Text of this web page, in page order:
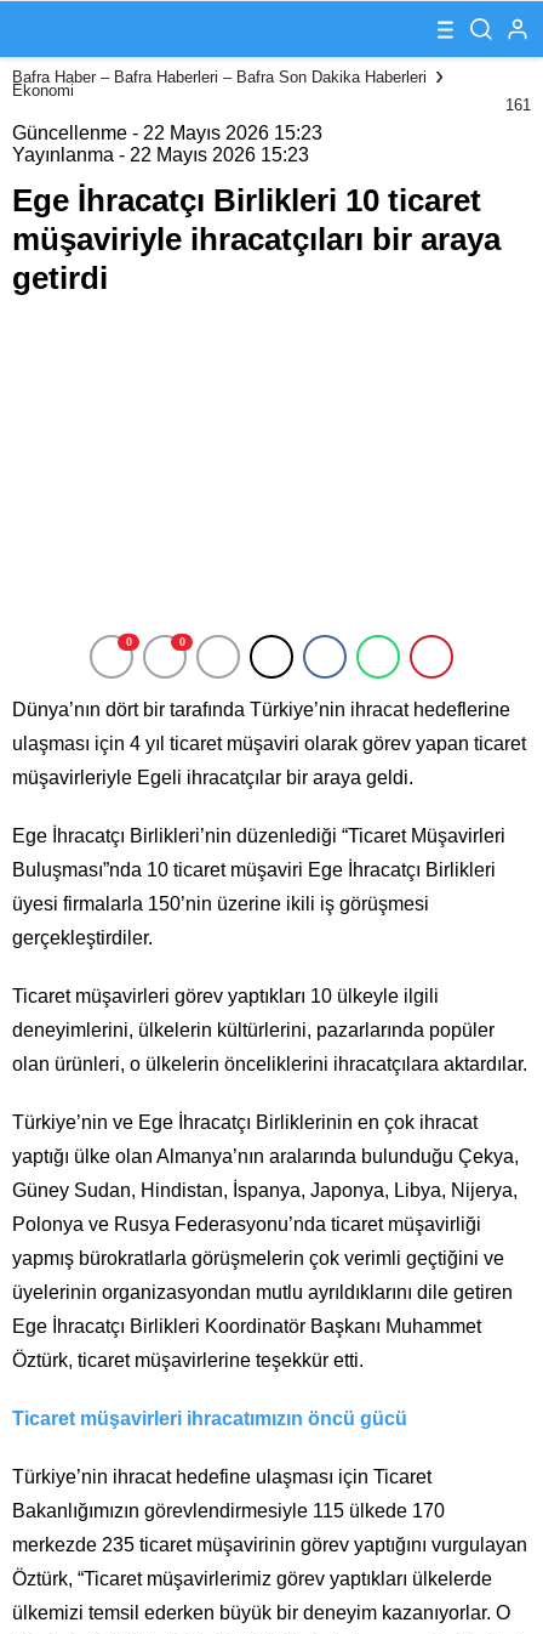
ticaret
müşaviriyle
ihracatçıları bir
araya getirdi
Bafra Haber – Bafra Haberleri – Bafra Son Dakika Haberleri
Ekonomi
161
Güncellenme - 22 Mayıs 2026 15:23
Yayınlanma - 22 Mayıs 2026 15:23
Ege İhracatçı Birlikleri 10 ticaret
müşaviriyle ihracatçıları bir araya
getirdi
0 0
Dünya’nın dört bir tarafında Türkiye’nin ihracat hedeflerine
ulaşması için 4 yıl ticaret müşaviri olarak görev yapan ticaret
müşavirleriyle Egeli ihracatçılar bir araya geldi.
Ege İhracatçı Birlikleri’nin düzenlediği “Ticaret Müşavirleri
Buluşması”nda 10 ticaret müşaviri Ege İhracatçı Birlikleri
üyesi firmalarla 150’nin üzerine ikili iş görüşmesi
gerçekleştirdiler.
Ticaret müşavirleri görev yaptıkları 10 ülkeyle ilgili
deneyimlerini, ülkelerin kültürlerini, pazarlarında popüler
olan ürünleri, o ülkelerin önceliklerini ihracatçılara aktardılar.
Türkiye’nin ve Ege İhracatçı Birliklerinin en çok ihracat
yaptığı ülke olan Almanya’nın aralarında bulunduğu Çekya,
Güney Sudan, Hindistan, İspanya, Japonya, Libya, Nijerya,
Polonya ve Rusya Federasyonu’nda ticaret müşavirliği
yapmış bürokratlarla görüşmelerin çok verimli geçtiğini ve
üyelerinin organizasyondan mutlu ayrıldıklarını dile getiren
Ege İhracatçı Birlikleri Koordinatör Başkanı Muhammet
Öztürk, ticaret müşavirlerine teşekkür etti.
Ticaret müşavirleri ihracatımızın öncü gücü
Türkiye’nin ihracat hedefine ulaşması için Ticaret
Bakanlığımızın görevlendirmesiyle 115 ülkede 170
merkezde 235 ticaret müşavirinin görev yaptığını vurgulayan
Öztürk, “Ticaret müşavirlerimiz görev yaptıkları ülkelerde
ülkemizi temsil ederken büyük bir deneyim kazanıyorlar. O